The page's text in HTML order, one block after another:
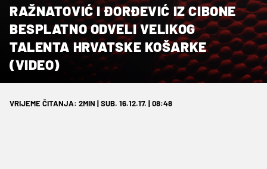
RAŽNATOVIĆ I ĐORĐEVIĆ IZ CIBONE
BESPLATNO ODVELI VELIKOG
TALENTA HRVATSKE KOŠARKE
(VIDEO)
VRIJEME ČITANJA: 2MIN | SUB. 16.12.17. | 08:48